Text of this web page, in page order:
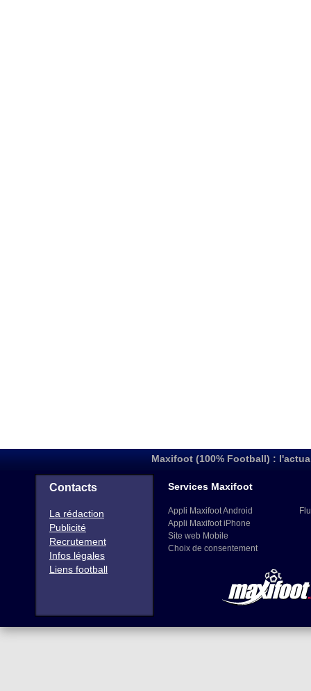
Maxifoot (100% Football) :
Contacts
La rédaction
Publicité
Recrutement
Infos légales
Liens football
Services Maxifoot
Appli Maxifoot Android
Appli Maxifoot iPhone
Site web Mobile
Choix de consentement